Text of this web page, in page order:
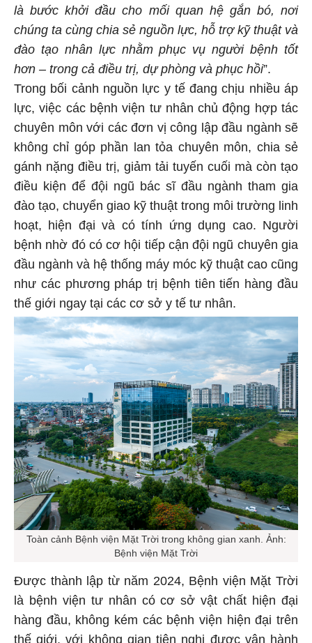
là bước khởi đầu cho mối quan hệ gắn bó, nơi
chúng ta cùng chia sẻ nguồn lực, hỗ trợ kỹ thuật và
đào tạo nhân lực nhằm phục vụ người bệnh tốt
hơn – trong cả điều trị, dự phòng và phục hồi”.
Trong bối cảnh nguồn lực y tế đang chịu nhiều áp
lực, việc các bệnh viện tư nhân chủ động hợp tác
chuyên môn với các đơn vị công lập đầu ngành sẽ
không chỉ góp phần lan tỏa chuyên môn, chia sẻ
gánh nặng điều trị, giảm tải tuyến cuối mà còn tạo
điều kiện để đội ngũ bác sĩ đầu ngành tham gia
đào tạo, chuyển giao kỹ thuật trong môi trường linh
hoạt, hiện đại và có tính ứng dụng cao. Người
bệnh nhờ đó có cơ hội tiếp cận đội ngũ chuyên gia
đầu ngành và hệ thống máy móc kỹ thuật cao cũng
như các phương pháp trị bệnh tiên tiến hàng đầu
thế giới ngay tại các cơ sở y tế tư nhân.
Toàn cảnh Bệnh viện Mặt Trời trong không gian xanh. Ảnh:
Bệnh viện Mặt Trời
Được thành lập từ năm 2024, Bệnh viện Mặt Trời
là bệnh viện tư nhân có cơ sở vật chất hiện đại
hàng đầu, không kém các bệnh viện hiện đại trên
thế giới, với không gian tiện nghi được vận hành